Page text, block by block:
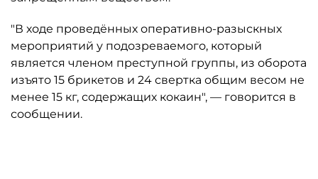
"В ходе проведённых оперативно-разыскных
мероприятий у подозреваемого, который
является членом преступной группы, из оборота
изъято 15 брикетов и 24 свертка общим весом не
менее 15 кг, содержащих кокаин", — говорится в
сообщении.